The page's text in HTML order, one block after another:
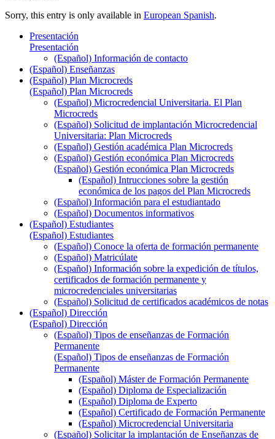
Sorry, this entry is only available in European Spanish.
Presentación
Presentación
(Español) Información de contacto
(Español) Enseñanzas
(Español) Plan Microcreds
(Español) Plan Microcreds
(Español) Microcredencial Universitaria. El Plan
Microcreds
(Español) Solicitud de implantación Microcredencial
Universitaria: Plan Microcreds
(Español) Gestión académica Plan Microcreds
(Español) Gestión económica Plan Microcreds
(Español) Gestión económica Plan Microcreds
(Español) Intrucciones sobre la gestión
económica de los pagos del Plan Microcreds
(Español) Información para el estudiantado
(Español) Documentos informativos
(Español) Estudiantes
(Español) Estudiantes
(Español) Conoce la oferta de formación permanente
(Español) Matricúlate
(Español) Información sobre la expedición de títulos,
certificados de formación permanente y
microcredenciales universitarias
(Español) Solicitud de certificados académicos de notas
(Español) Dirección
(Español) Dirección
(Español) Tipos de enseñanzas de Formación
Permanente
(Español) Tipos de enseñanzas de Formación
Permanente
(Español) Máster de Formación Permanente
(Español) Diploma de Especialización
(Español) Diploma de Experto
(Español) Certificado de Formación Permanente
(Español) Microcredencial Universitaria
(Español) Solicitar la implantación de Enseñanzas de